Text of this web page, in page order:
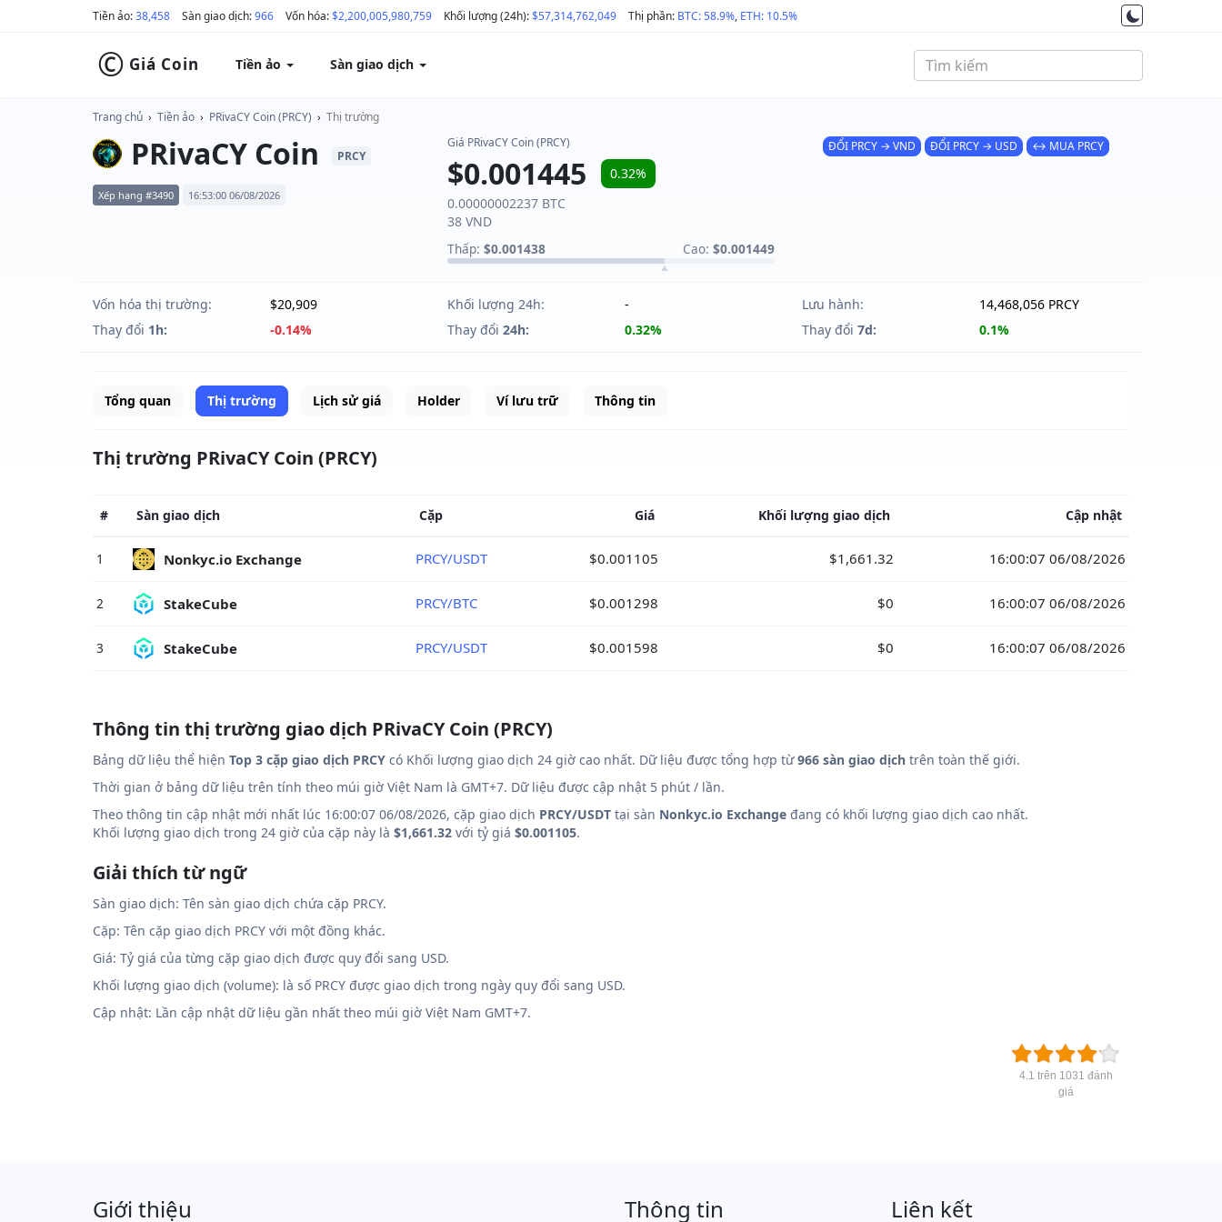
Tiền ảo:38,458 Sàn giao dịch:966 Vốn hóa:$2,200,005,980,759 Khối lượng (24h):$57,314,762,049 Thị phần: BTC: 58.9%, ETH: 10.5%
© Giá Coin Tiền ảo Sàn giao dịch
Trang chủ › Tiền ảo › PRivaCY Coin (PRCY) › Thị trường
PRivaCY Coin PRCY
Xếp hạng #3490 16:53:00 06/08/2026
Giá PRivaCY Coin (PRCY)
$0.001445
0.32%
0.00000002237 BTC
38 VND
Thấp: $0.001438 Cao: $0.001449
ĐỔI PRCY → VND ĐỔI PRCY → USD ↔ MUA PRCY
Vốn hóa thị trường: $20,909 Khối lượng 24h: - Lưu hành:
14,468,056 PRCY
Thay đổi 1h: -0.14% Thay đổi 24h: 0.32% Thay đổi 7d: 0.1%
Tổng quan Thị trường Lịch sử giá Holder Ví lưu trữ Thông tin
Thị trường PRivaCY Coin (PRCY)
# Sàn giao dịch Cặp Giá Khối lượng giao dịch Cập nhật
1 Nonkyc.io Exchange PRCY/USDT $0.001105 $1,661.32 16:00:07 06/08/2026
2 StakeCube PRCY/BTC $0.001298 $0 16:00:07 06/08/2026
3 StakeCube PRCY/USDT $0.001598 $0 16:00:07 06/08/2026
Thông tin thị trường giao dịch PRivaCY Coin (PRCY)
Bảng dữ liệu thể hiện Top 3 cặp giao dịch PRCY có Khối lượng giao dịch 24 giờ cao nhất. Dữ liệu được tổng hợp từ966 sàn giao dịch trên toàn thế giới.
Thời gian ở bảng dữ liệu trên tính theo múi giờ Việt Nam là GMT+7. Dữ liệu được cập nhật 5 phút / lần.
Theo thông tin cập nhật mới nhất lúc 16:00:07 06/08/2026, cặp giao dịch PRCY/USDT tại sàn Nonkyc.io Exchange đang có khối lượng giao dịch cao nhất.
Khối lượng giao dịch trong 24 giờ của cặp này là $1,661.32 với tỷ giá $0.001105.
Giải thích từ ngữ
Sàn giao dịch: Tên sàn giao dịch chứa cặp PRCY.
Cặp: Tên cặp giao dịch PRCY với một đồng khác.
Giá: Tỷ giá của từng cặp giao dịch được quy đổi sang USD.
Khối lượng giao dịch (volume): là số PRCY được giao dịch trong ngày quy đổi sang USD.
Cập nhật: Lần cập nhật dữ liệu gần nhất theo múi giờ Việt Nam GMT+7.
4.1 trên 1031 đánh
giá
Giới thiệu Thông tin Liên kết